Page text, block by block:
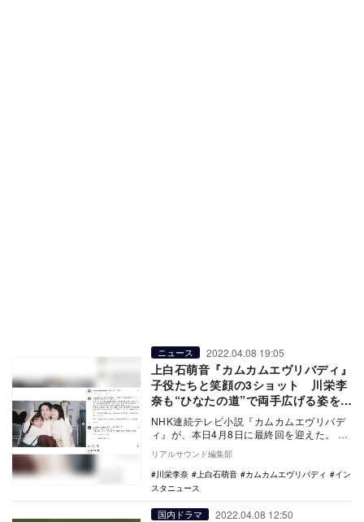
ニュース 2022.04.08 19:05
上白石萌音『カムカムエヴリバディ』
子役たちと笑顔の3ショット 川栄李
奈も“ひなたの道”で両手広げる姿を投
稿
NHK連続テレビ小説『カムカムエヴリバデ
ィ』が、本日4月8日に最終回を迎えた。
初代ヒロイン安子を演じた上白石萌音は今
朝のオ…
リアルサウンド編集部
川栄李奈
上白石萌音 カムカムエヴリバディ
イン
スタニュース
国内ドラマ 2022.04.08 12:50